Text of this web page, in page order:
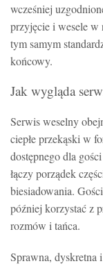
wcześniej
przyjęcie i wesele w
tym samym
końcowy.
Jak wygląda
Serwis weselny
ciepłe przekąski w
dostępnego dla
łączy porządek
biesiadowania.
później korzystać z
rozmów i tańca.
Sprawna, dyskretna